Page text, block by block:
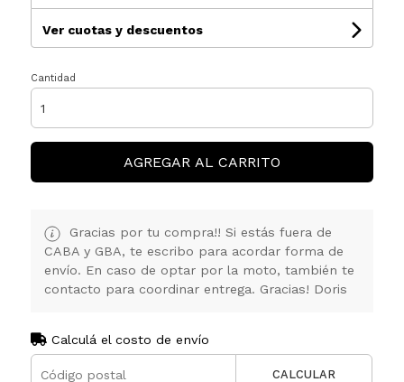
Ver cuotas y descuentos
Cantidad
AGREGAR AL CARRITO
Gracias por tu compra!! Si estás fuera de
CABA y GBA, te escribo para acordar forma de
envío. En caso de optar por la moto, también te
contacto para coordinar entrega. Gracias! Doris
Calculá el costo de envío
CALCULAR